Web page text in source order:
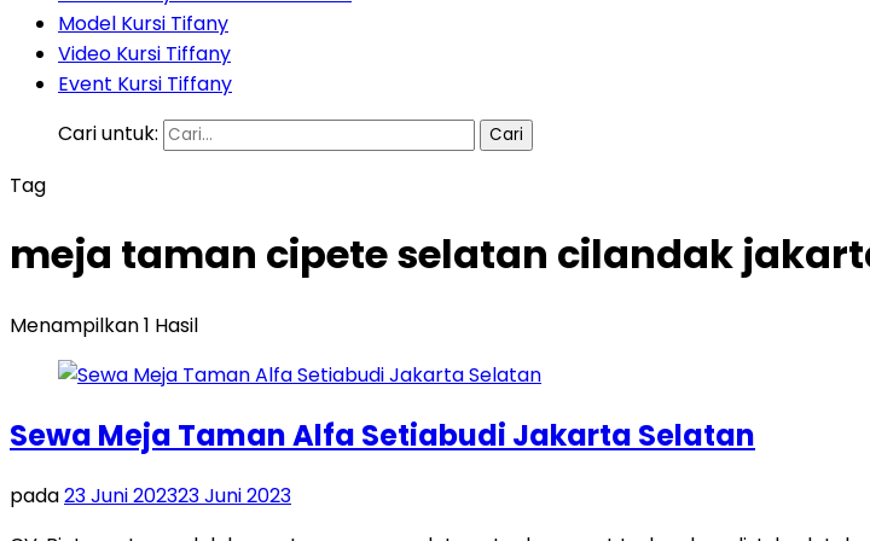
Model Kursi Tifany
Video Kursi Tiffany
Event Kursi Tiffany
Cari untuk:
Tag
meja taman cipete selatan cilandak
Menampilkan 1 Hasil
Sewa Meja Taman Alfa Setiabudi Jakarta Selatan
pada23 Juni 202323 Juni 2023